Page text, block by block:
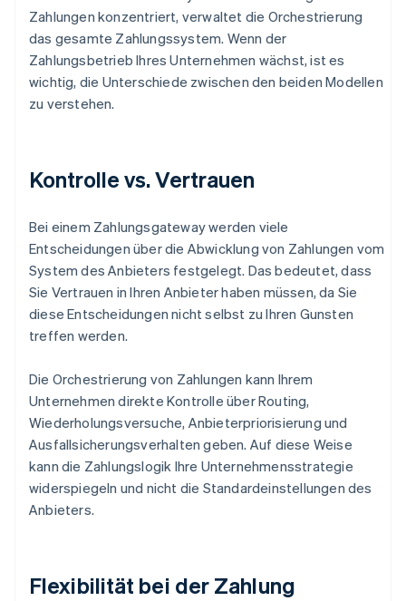
Zahlungen konzentriert, verwaltet die Orchestrierung
das gesamte Zahlungssystem. Wenn der
Zahlungsbetrieb Ihres Unternehmen wächst, ist es
wichtig, die Unterschiede zwischen den beiden Modellen
zu verstehen.
Kontrolle vs. Vertrauen
Bei einem Zahlungsgateway werden viele
Entscheidungen über die Abwicklung von Zahlungen vom
System des Anbieters festgelegt. Das bedeutet, dass
Sie Vertrauen in Ihren Anbieter haben müssen, da Sie
diese Entscheidungen nicht selbst zu Ihren Gunsten
treffen werden.
Die Orchestrierung von Zahlungen kann Ihrem
Unternehmen direkte Kontrolle über Routing,
Wiederholungsversuche, Anbieterpriorisierung und
Ausfallsicherungsverhalten geben. Auf diese Weise
kann die Zahlungslogik Ihre Unternehmensstrategie
widerspiegeln und nicht die Standardeinstellungen des
Anbieters.
Flexibilität bei der Zahlung